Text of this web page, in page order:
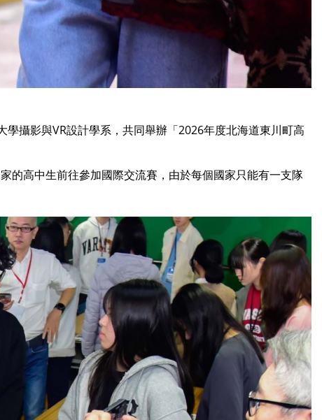
攝影與VR設計學系，共同舉辦「2026年度北海道東川町高
的高中生前往參加國際交流賽，由於每個國家只能有一支隊